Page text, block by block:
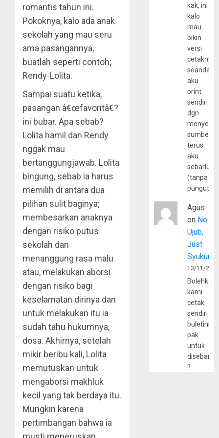
romantis tahun ini.
Pokoknya, kalo ada anak
sekolah yang mau seru
ama pasangannya,
buatlah seperti contoh;
Rendy-Lolita.
Sampai suatu ketika,
pasangan â€œfavoritâ€?
ini bubar. Apa sebab?
Lolita hamil dan Rendy
nggak mau
bertanggungjawab. Lolita
bingung, sebab ia harus
memilih di antara dua
pilihan sulit baginya;
membesarkan anaknya
dengan risiko putus
sekolah dan
menanggung rasa malu
atau, melakukan aborsi
dengan risiko bagi
keselamatan dirinya dan
untuk melakukan itu ia
sudah tahu hukumnya,
dosa. Akhirnya, setelah
mikir beribu kali, Lolita
memutuskan untuk
mengaborsi makhluk
kecil yang tak berdaya itu.
Mungkin karena
pertimbangan bahwa ia
kak, ini
kalo
mau
bikin
versi
cetaknya
aku
print
sendiri
dgn
sumber
terus
aku
(tanpa
Agus
on No
Ujub,
Just
Syukur
13/11/
Bolehkah
kami
cetak
sendiri
pak
untuk
?